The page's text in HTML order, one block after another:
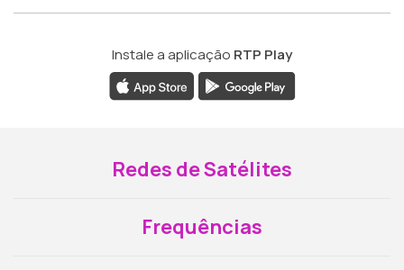
Instale a aplicação RTP Play
Redes de Satélites
Frequências